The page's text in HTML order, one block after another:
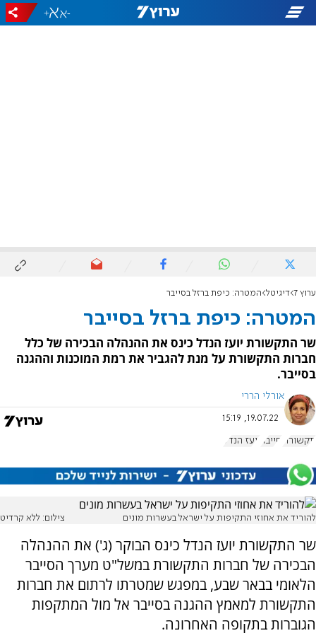
-
+
ערוץ 7 דיגיטל המטרה: כיפת ברזל בסייבר
המטרה: כיפת ברזל בסייבר
שר התקשורת יועז הנדל כינס את ההנהלה הבכירה של כלל
חברות התקשורת על מנת להגביר את רמת המוכנות וההגנה
בסייבר.
אורלי הררי
19.07.22, 15:19
תקשורת סייבר יועז הנדל
להוריד את אחוזי התקיפות על ישראל בעשרות מונים צילום: ללא קרדיט
שר התקשורת יועז הנדל כינס הבוקר (ג') את ההנהלה
הבכירה של חברות התקשורת במשל"ט מערך הסייבר
הלאומי בבאר שבע, במפגש שמטרתו לרתום את חברות
התקשורת למאמץ ההגנה בסייבר אל מול המתקפות
הגוברות בתקופה האחרונה.